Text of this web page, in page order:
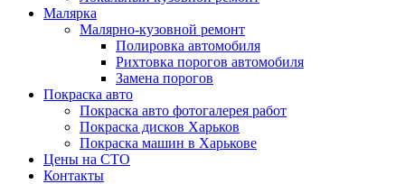
Малярка
Малярно-кузовной ремонт
Полировка автомобиля
Рихтовка порогов автомобиля
Замена порогов
Покраска авто
Покраска авто фотогалерея работ
Покраска дисков Харьков
Покраска машин в Харькове
Цены на СТО
Контакты